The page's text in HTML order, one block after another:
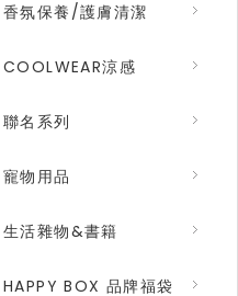
香氛保養/護膚清潔
COOLWEAR涼感
聯名系列
寵物用品
生活雜物&書籍
HAPPY BOX 品牌福袋